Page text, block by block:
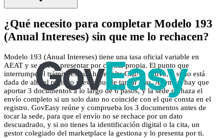
¿Qué necesito para completar Modelo 193
(Anual Intereses) sin que me lo rechacen?
Modelo 193 (Anual Intereses) tiene una tasa oficial variable en
AEAT y se puede presentar por cuenta propia. El punto que
interrumpe el trámite es que hace falta Cl@ve activa, y si no está
dada de alta el registro previo puede tardar días. Además, hay que
aportar 3 documentos a lo largo de 6 pasos, y la sede rechaza el
envío completo si un solo dato no coincide con el que consta en el
registro. GovEasy reúne y comprueba los 3 documentos antes de
tocar la sede, para que el envío no se rechace por un dato
descuadrado, y si no tienes la identificación digital o la cita, un
gestor colegiado del marketplace la gestiona y lo presenta por ti.